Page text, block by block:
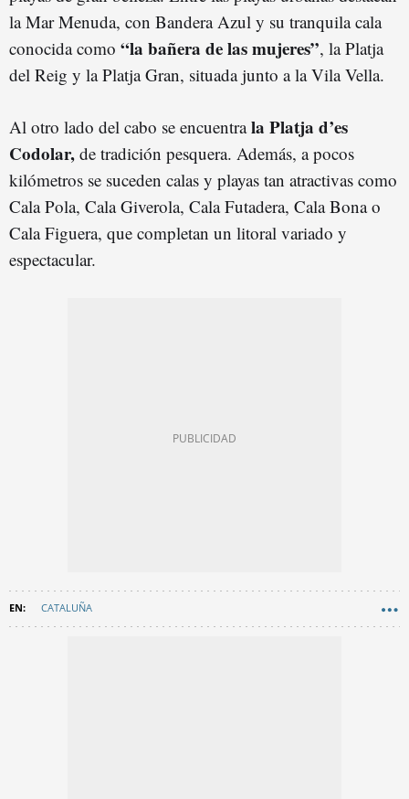
la Mar Menuda, con Bandera Azul y su tranquila cala
conocida como “la bañera de las mujeres”, la Platja
del Reig y la Platja Gran, situada junto a la Vila Vella.
Al otro lado del cabo se encuentrala Platja d’es
Codolar, de tradición pesquera. Además, a pocos
kilómetros se suceden calas y playas tan atractivas como
Cala Pola, Cala Giverola, Cala Futadera, Cala Bona o
Cala Figuera, que completan un litoral variado y
espectacular.
CATALUÑA